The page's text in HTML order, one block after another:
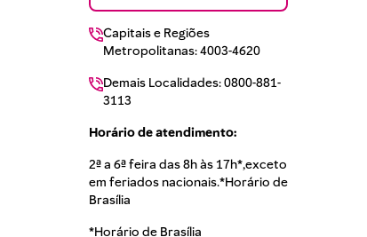
Capitais e Regiões
Metropolitanas: 4003-4620
Demais Localidades: 0800-881-
3113
Horário de atendimento:
2ª a 6ª feira das 8h às 17h*,exceto
em feriados nacionais.*Horário de
Brasília
*Horário de Brasília